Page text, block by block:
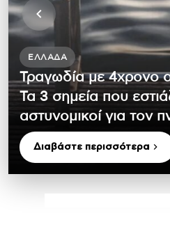
ΕΛΛΆΔΑ
Τραγωδία με 4χρονο
Τα 3 σημεία που
αστυνομικοί για τον
Διαβάστε περισσότερα